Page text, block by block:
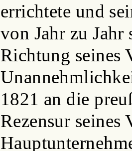
errichtete und
von Jahr zu
Richtung seines
1821 an die
Rezensur seines